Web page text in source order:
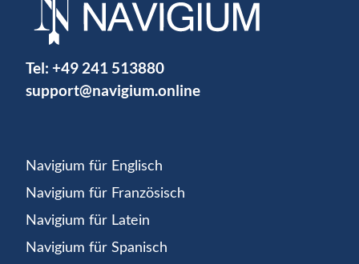
Tel: +49 241 513880
support@navigium.online
Navigium für Englisch
Navigium für Französisch
Navigium für Latein
Navigium für Spanisch